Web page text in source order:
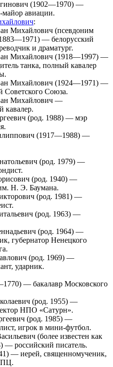
(1902—1970) —
майор авиации.
:
Михайлович (псевдоним
— белорусский
и драматург.
Михайлович (1918—1997) —
танка, полный кавалер
Михайлович (1924—1971) —
Советского Союза.
Михайлович —
кавалер.
(род. 1988) — мэр
(1917—1988) —
(род. 1979) —
(род. 1940) —
Н. Э. Баумана.
(род. 1981) —
(род. 1963) —
(род. 1964) —
губернатор Ненецкого
(род. 1969) —
ударник.
— бакалавр Московского
(род. 1955) —
НПО «Сатурн».
(род. 1985) —
игрок в мини-футбол.
(более известен как
— российский писатель.
— иерей, священномученик,